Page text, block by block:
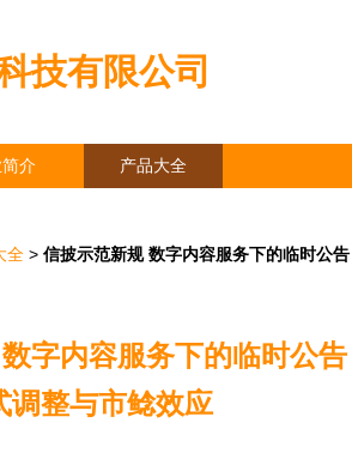
技有限公司
介 产品大全
全 > 信披示范新规 数字内容服务下的临时公告
字内容服务下的临时公告
调整与市鲶效应